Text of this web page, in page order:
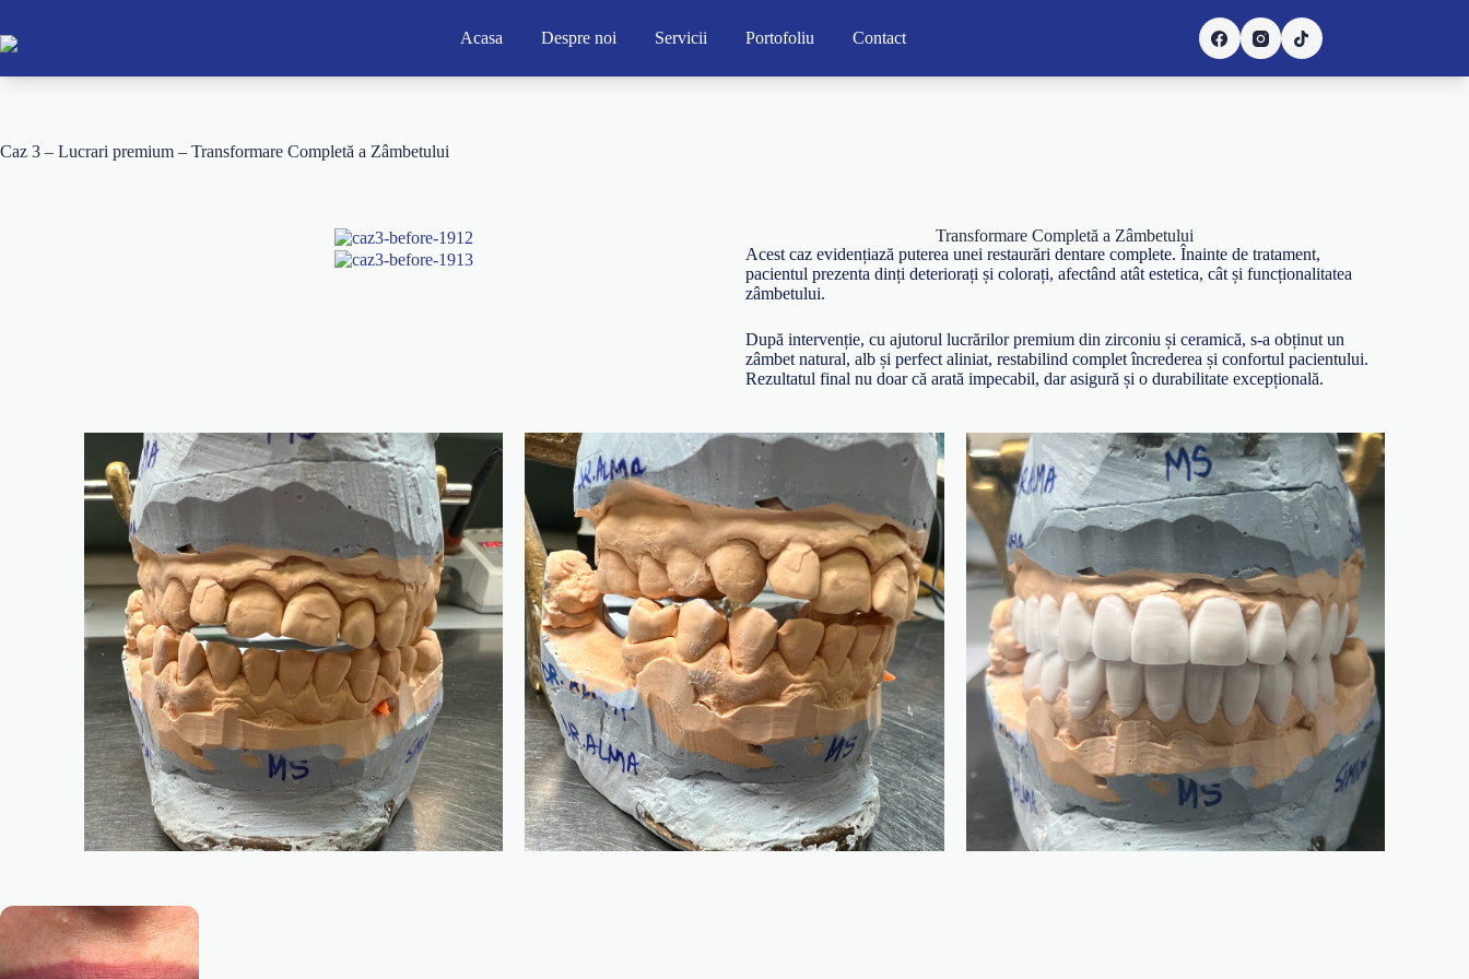
Acasa Despre noi Servicii Portofoliu Contact
Caz 3 – Lucrari premium – Transformare Completă a Zâmbetului
Transformare Completă a Zâmbetului
Acest caz evidențiază puterea unei restaurări dentare complete. Înainte de tratament,
pacientul prezenta dinți deteriorați și colorați, afectând atât estetica, cât și funcționalitatea
zâmbetului.
După intervenție, cu ajutorul lucrărilor premium din zirconiu și ceramică, s-a obținut un
zâmbet natural, alb și perfect aliniat, restabilind complet încrederea și confortul pacientului.
Rezultatul final nu doar că arată impecabil, dar asigură și o durabilitate excepțională.